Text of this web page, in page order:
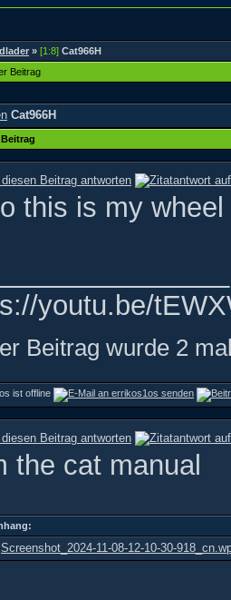
» [1:8] Cat966H
Beitrag
Cat966H
Beitrag
this is my
youtu.be/
Beitrag wurde 2
the cat manual
Screenshot_2024-11-08-12-10-30-